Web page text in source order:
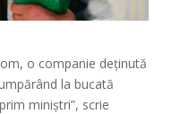
o companie deținută
la bucată
miniștri”, scrie